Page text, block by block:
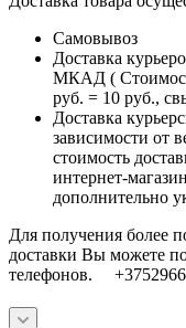
Самовывоз
Доставка
МКАД (
руб. = 10 руб.,
Доставка
зависимости от
стоимость
интернет-
дополнительно
Для получения более
доставки Вы можете
телефонов.